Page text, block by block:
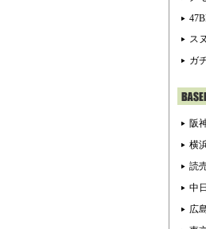
ス
ガ
阪
横
読
中
広